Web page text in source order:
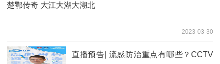
楚鄂传奇 大江大湖大湖北
2023-03-30
直播预告| 流感防治重点有哪些？CCTV